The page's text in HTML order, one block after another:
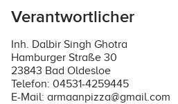
Verantwortlicher
Inh. Dalbir Singh Ghotra
Hamburger Straße 30
23843 Bad Oldesloe
Telefon: 04531-4259445
E-Mail: armaanpizza@gmail.com